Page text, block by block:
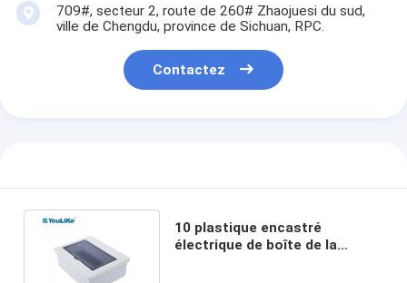
709#, secteur 2, route de 260# Zhaojuesi du sud,
ville de Chengdu, province de Sichuan, RPC.
Contactez
10 plastique encastré
électrique de boîte de la